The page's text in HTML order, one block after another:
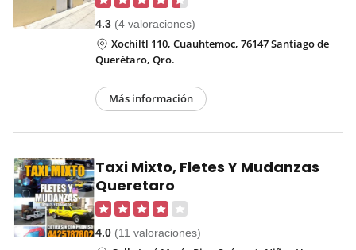
4.3 (4 valoraciones)
Xochiltl 110, Cuauhtemoc, 76147 Santiago de
Querétaro, Qro.
Más información
Taxi Mixto, Fletes Y Mudanzas
Queretaro
4.0 (11 valoraciones)